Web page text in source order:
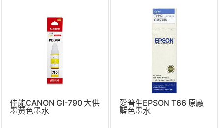
佳能CANON GI-790 大供
墨黃色墨水
愛普生EPSON T66 原廠
藍色墨水